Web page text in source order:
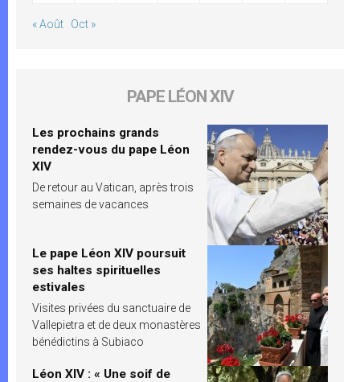
« Août Oct »
PAPE LÉON XIV
Les prochains grands
rendez-vous du pape Léon
XIV
De retour au Vatican, après trois
semaines de vacances
Le pape Léon XIV poursuit
ses haltes spirituelles
estivales
Visites privées du sanctuaire de
Vallepietra et de deux monastères
bénédictins à Subiaco
Léon XIV : « Une soif de